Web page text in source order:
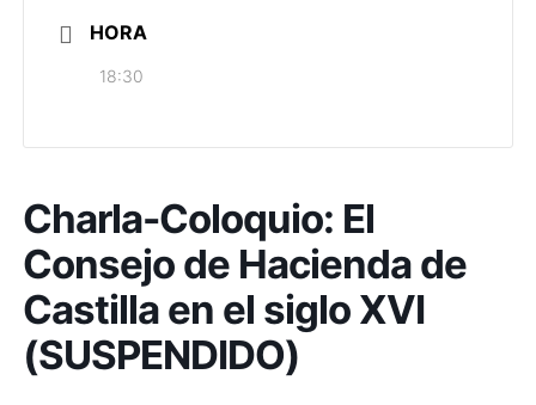
HORA
18:30
Charla-Coloquio: El
Consejo de Hacienda de
Castilla en el siglo XVI
(SUSPENDIDO)